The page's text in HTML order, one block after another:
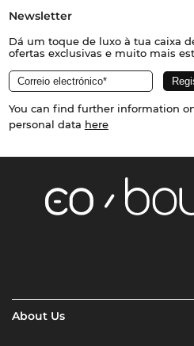
Newsletter
Dá um toque de luxo à tua caixa
ofertas exclusivas e muito mais
You can find further information
personal data here
About Us